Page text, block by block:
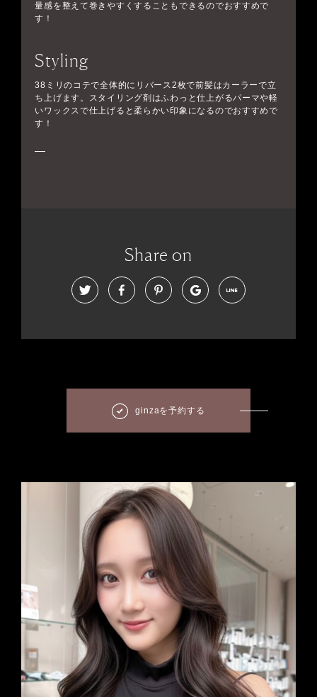
量感を整えて巻きやすくすることもできるのでおすすめで
す！
Styling
38ミリのコテで全体的にリバース2枚で前髪はカーラーで立
ち上げます。スタイリング剤はふわっと仕上がるパーマや軽
いワックスで仕上げると柔らかい印象になるのでおすすめで
す！
Share on
ginzaを予約する